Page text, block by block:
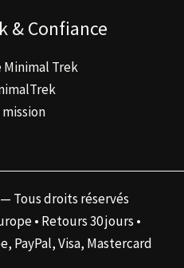
& Confiance
Minimal Trek
Tous droits réservés
• Retours 30 jours •
PayPal, Visa, Mastercard